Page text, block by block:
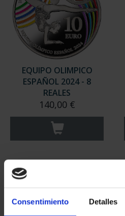
Consentimiento Detalles
EQUIPO OLIMPICO
ESPAÑOL 2024 - 8
REALES
140,00 €